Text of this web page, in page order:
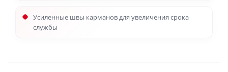
Усиленные швы карманов для увеличения срока
службы